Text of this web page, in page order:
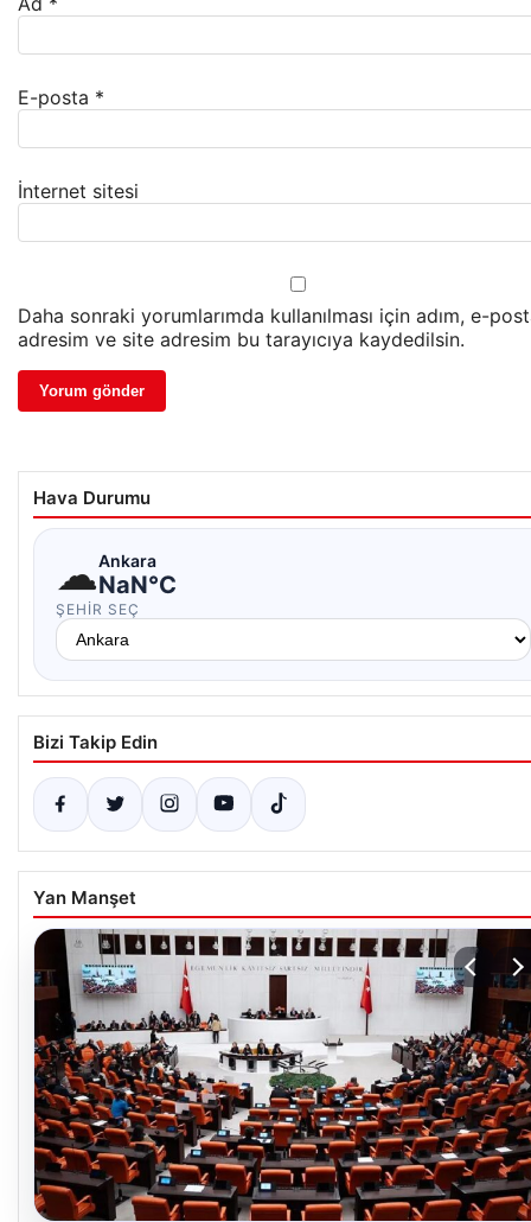
E-posta *
İnternet sitesi
Daha sonraki yorumlarımda kullanılması için adım, e-
adresim ve site adresim bu tarayıcıya kaydedilsin.
Hava Durumu
☁Ankara
NaN°C
ŞEHIR SEÇ
Bizi Takip Edin
Yan Manşet